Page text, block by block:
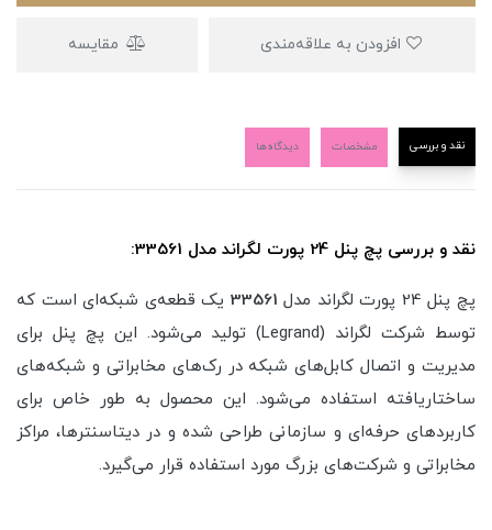
مقایسه
نقد و بررسی مشخصات دیدگاه‌ها
نقد و بررسی پچ پنل 24 پورت لگراند مدل 33561:
پچ پنل 24 پورت لگراند مدل 33561 یک قطعه‌ی شبکه‌ای است که
توسط شرکت لگراند (Legrand) تولید می‌شود. این پچ پنل برای
مدیریت و اتصال کابل‌های شبکه در رک‌های مخابراتی و شبکه‌های
ساختاریافته استفاده می‌شود. این محصول به طور خاص برای
کاربردهای حرفه‌ای و سازمانی طراحی شده و در دیتاسنترها، مراکز
مخابراتی و شرکت‌های بزرگ مورد استفاده قرار می‌گیرد.